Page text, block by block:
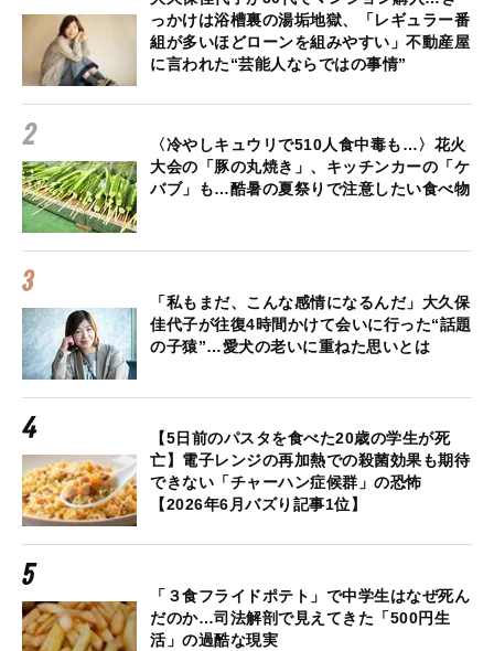
っかけは浴槽裏の湯垢地獄、「レギュラー番
組が多いほどローンを組みやすい」不動産屋
に言われた“芸能人ならではの事情”
〈冷やしキュウリで510人食中毒も…〉花火
大会の「豚の丸焼き」、キッチンカーの「ケ
バブ」も…酷暑の夏祭りで注意したい食べ物
「私もまだ、こんな感情になるんだ」大久保
佳代子が往復4時間かけて会いに行った“話題
の子猿”…愛犬の老いに重ねた思いとは
【5日前のパスタを食べた20歳の学生が死
亡】電子レンジの再加熱での殺菌効果も期待
できない「チャーハン症候群」の恐怖
【2026年6月バズり記事1位】
「３食フライドポテト」で中学生はなぜ死ん
だのか…司法解剖で見えてきた「500円生
活」の過酷な現実